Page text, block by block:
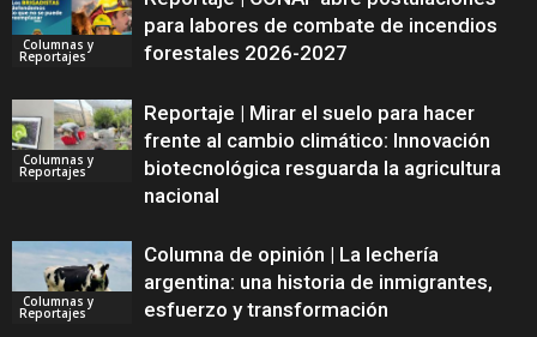
Columnas y
Reportajes
para labores de combate de incendios
forestales 2026-2027
Columnas y
Reportajes
Reportaje | Mirar el suelo para hacer
frente al cambio climático: Innovación
biotecnológica resguarda la agricultura
nacional
Columnas y
Reportajes
Columna de opinión | La lechería
argentina: una historia de inmigrantes,
esfuerzo y transformación